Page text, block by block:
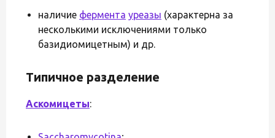
наличие фермента уреазы (характерна за
несколькими исключениями только
базидиомицетным) и др.
Типичное разделение
Аскомицеты: